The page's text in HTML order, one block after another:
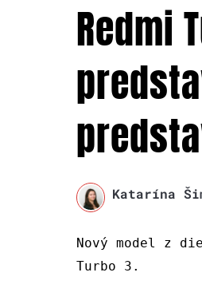
Redmi
Katarína
Nový model z
Turbo 3.